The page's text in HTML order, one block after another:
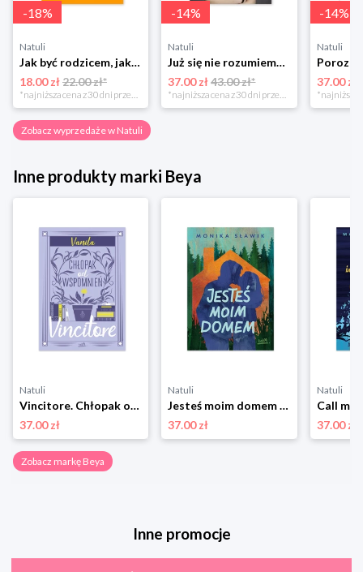
-18%
Natuli
Jak być rodzicem, jakim zawsze chciałeś być Media rodzina
18.00 zł22.00 zł*
*najniższa cena z 30 dni przed obniżką
-14%
Natuli
Już się nie rozumiemy! Jak przeżyć czas trzaskających drzwi Esprit
37.00 zł 43.00 zł*
*najniższa cena z 30 dni przed obniżką
-14%
Natuli
37.00 zł
Zobacz wyprzedaże w Natuli
Inne produkty marki Beya
Natuli
Vincitore. Chłopak od wspomnień Beya
37.00 zł
Natuli
Jesteś moim domem Beya
37.00 zł
Natuli
37.00 zł
Zobacz markę Beya
Inne promocje